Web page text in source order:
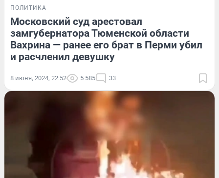
ПОЛИТИКА
Московский суд арестовал
замгубернатора Тюменской области
Вахрина — ранее его брат в Перми убил
и расчленил девушку
8 июня, 2024, 22:52 5 585 33